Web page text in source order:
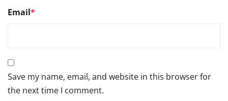
Email*
Save my name, email, and website in this browser for
the next time I comment.